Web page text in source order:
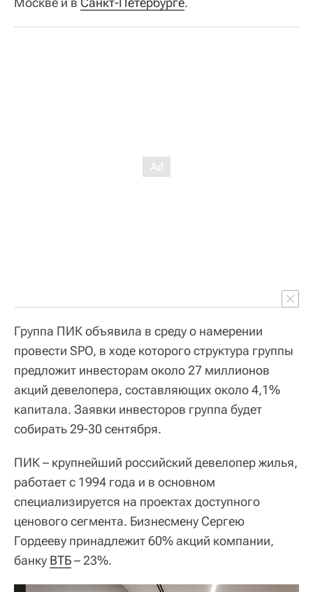
Группа ПИК объявила в среду о намерении
провести SPO, в ходе которого структура группы
предложит инвесторам около 27 миллионов
акций девелопера, составляющих около 4,1%
капитала. Заявки инвесторов группа будет
собирать 29-30 сентября.
ПИК – крупнейший российский девелопер жилья,
работает с 1994 года и в основном
специализируется на проектах доступного
ценового сегмента. Бизнесмену Сергею
Гордееву принадлежит 60% акций компании,
банку ВТБ– 23%.